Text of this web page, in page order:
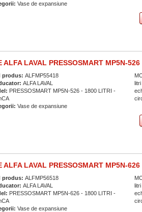
Vase de expansiune
ALFA LAVAL PRESSOSMART MP5N-
produs:ALFMP55418
ALFA LAVAL
PRESSOSMART MP5N-526 - 1800 LITRI -
Vase de expansiune
ALFA LAVAL PRESSOSMART MP5N-
produs:ALFMP56518
ALFA LAVAL
PRESSOSMART MP5N-626 - 1800 LITRI -
Vase de expansiune